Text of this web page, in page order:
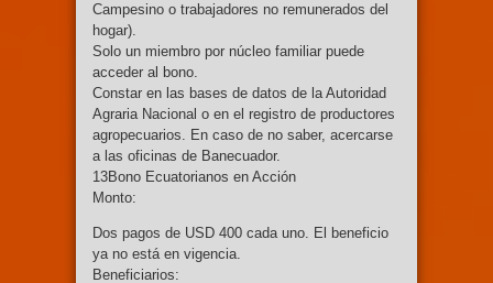
Campesino o trabajadores no remunerados del
hogar).
Solo un miembro por núcleo familiar puede
acceder al bono.
Constar en las bases de datos de la Autoridad
Agraria Nacional o en el registro de productores
agropecuarios. En caso de no saber, acercarse
a las oficinas de Banecuador.
13Bono Ecuatorianos en Acción
Monto:
Dos pagos de USD 400 cada uno. El beneficio
ya no está en vigencia.
Beneficiarios: